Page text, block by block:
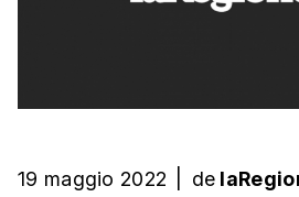
19 maggio 2022 de